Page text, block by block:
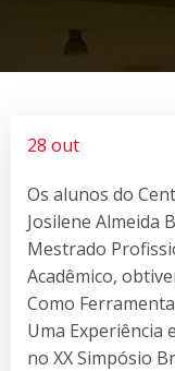
28 out
Os alunos do
Josilene Almeida
Mestrado
Acadêmico,
Como
Uma Experiência
no XX Simpósio